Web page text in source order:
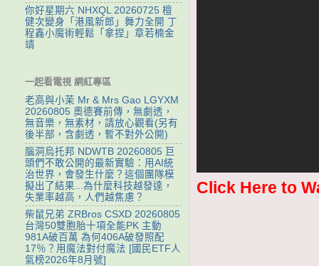
Click Here to
你好星期六 NHXQL 20260725 檀
健次變身「港風新郎」舞力全開 丁
程鑫小魔術輕鬆「拿捏」章若楠金
靖
一起看電視 網紅專區
老高與小茉 Mr & Mrs Gao LGYXM
20260805 奧德賽前傳，無劇透，
無音樂，無素材，請放心觀看(另有
後半部，含劇透，暫不對外公開)
腦洞烏托邦 NDWTB 20260805 巨
頭們不敢公開的最新實驗：用AI統
治世界，會發生什麼？這個團隊模
擬出了結果...為什麼科技越發達，
失業率越高，人們越焦慮？
柴鼠兄弟 ZRBros CSXD 20260805
台灣50雙胞胎十項全能PK 主動
981A破百萬 為何406A破發照配
17％？用魔法對付魔法 [國民ETF人
氣榜2026年8月號]